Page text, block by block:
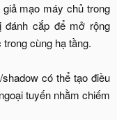
mạo máy chủ trong
cắp để mở rộng
cùng hạ tầng.
có thể tạo điều
tuyến nhằm chiếm